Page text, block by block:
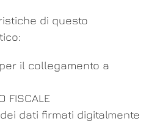
di questo
il collegamento a
FISCALE
dati firmati digitalmente